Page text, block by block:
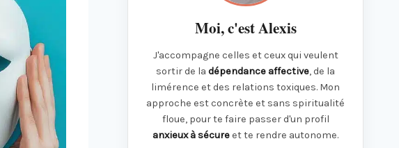
Moi, c'est Alexis
J'accompagne celles et ceux qui veulent
sortir de ladépendance affective, de la
limérence et des relations toxiques. Mon
approche est concrète et sans spiritualité
floue, pour te faire passer d'un profil
anxieux à sécureet te rendre autonome.